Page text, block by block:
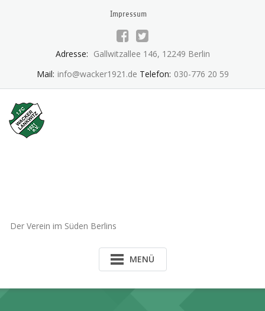
Impressum
Adresse: Gallwitzallee 146, 12249 Berlin
Mail: info@wacker1921.de Telefon: 030-776 20 59
Der Verein im Süden Berlins
MENÜ